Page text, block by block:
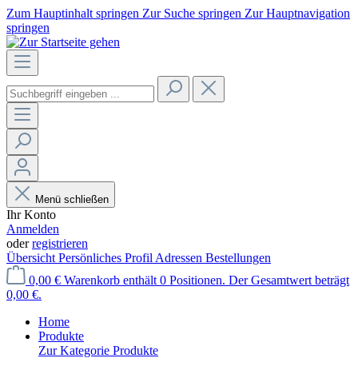
Zum Hauptinhalt springen Zur Suche springen Zur Hauptnavigation
springen
Menü schließen
Ihr Konto
Anmelden
oderregistrieren
Übersicht Persönliches Profil Adressen Bestellungen
0,00 € Warenkorb enthält 0 Positionen. Der Gesamtwert beträgt
0,00 €.
Home
Produkte
Zur Kategorie Produkte